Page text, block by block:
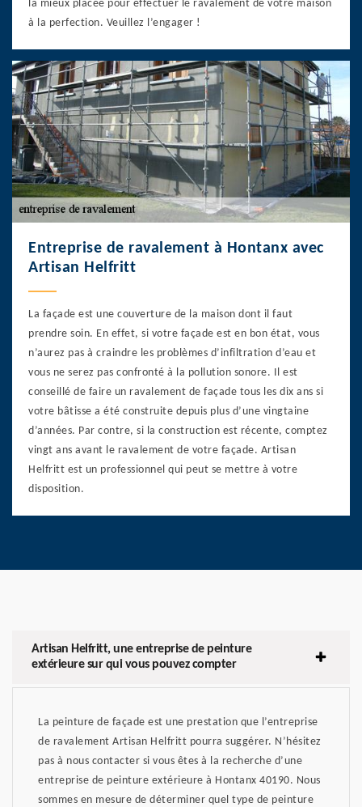
la mieux placée pour effectuer le ravalement de votre maison
à la perfection. Veuillez l’engager !
Entreprise de ravalement à Hontanx avec
Artisan Helfritt
La façade est une couverture de la maison dont il faut
prendre soin. En effet, si votre façade est en bon état, vous
n’aurez pas à craindre les problèmes d’infiltration d’eau et
vous ne serez pas confronté à la pollution sonore. Il est
conseillé de faire un ravalement de façade tous les dix ans si
votre bâtisse a été construite depuis plus d’une vingtaine
d’années. Par contre, si la construction est récente, comptez
vingt ans avant le ravalement de votre façade. Artisan
Helfritt est un professionnel qui peut se mettre à votre
disposition.
Artisan Helfritt, une entreprise de peinture
extérieure sur qui vous pouvez compter
La peinture de façade est une prestation que l’entreprise
de ravalement Artisan Helfritt pourra suggérer. N’hésitez
pas à nous contacter si vous êtes à la recherche d’une
entreprise de peinture extérieure à Hontanx 40190. Nous
sommes en mesure de déterminer quel type de peinture